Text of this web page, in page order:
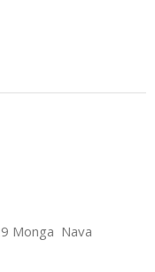
Nava